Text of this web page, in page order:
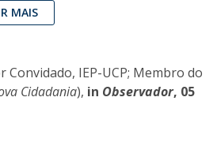
MAIS
Convidado, IEP-UCP; Membro do
Cidadania), in Observador, 05